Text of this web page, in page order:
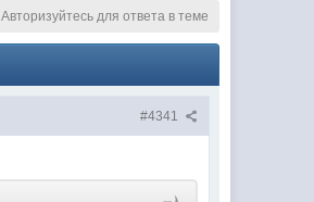
Авторизуйтесь для ответа в теме
#4341